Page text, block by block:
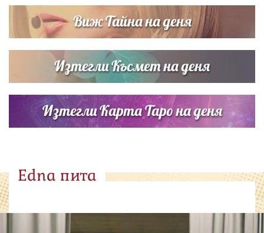
Виж Тайна на деня
Изтегли Късмет на деня
Изтегли Карта Таро на деня
Edna пита